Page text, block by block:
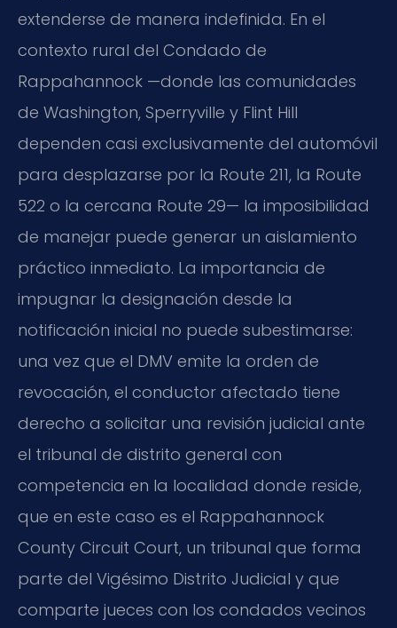
extenderse de manera indefinida. En el
contexto rural del Condado de
Rappahannock —donde las comunidades
de Washington, Sperryville y Flint Hill
dependen casi exclusivamente del automóvil
para desplazarse por la Route 211, la Route
522 o la cercana Route 29— la imposibilidad
de manejar puede generar un aislamiento
práctico inmediato. La importancia de
impugnar la designación desde la
notificación inicial no puede subestimarse:
una vez que el DMV emite la orden de
revocación, el conductor afectado tiene
derecho a solicitar una revisión judicial ante
el tribunal de distrito general con
competencia en la localidad donde reside,
que en este caso es el Rappahannock
County Circuit Court, un tribunal que forma
parte del Vigésimo Distrito Judicial y que
comparte jueces con los condados vecinos